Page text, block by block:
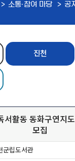
소통·참여 마당 공
진천
서활동 동화구연지
모집
군립도서관